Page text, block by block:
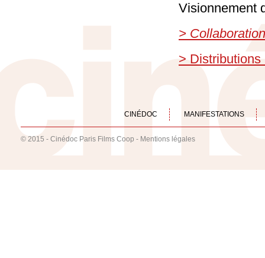
Visionnement
>
> Distributions
CINÉDOC MANIFESTATIONS
© 2015 - Cinédoc Paris Films Coop - Mentions légales